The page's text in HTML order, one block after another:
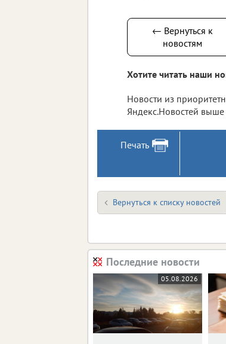
← Вернуться к
новостям
Хотите читать наши
Новости из
Яндекс.Новостей выше
Печать
Вернуться к списку новостей
Последние новости
05.08.2026